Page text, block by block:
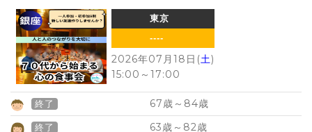
東京
----
2026年07月18日(土)
15:00 ～ 17:00
終了 67歳～ 84歳
終了 63歳～ 82歳